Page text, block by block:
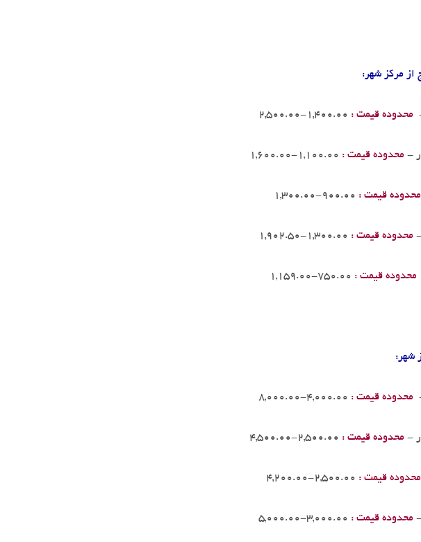
محدوده قیمت :
محدوده قیمت : 1,100.00-1,600.00
محدوده قیمت : 900.00-1,300.00
محدوده قیمت :
محدوده قیمت :
محدوده قیمت : 4,000.00-8,000.00
محدوده قیمت :
محدوده قیمت :
محدوده قیمت : 3,000.00-5,000.00